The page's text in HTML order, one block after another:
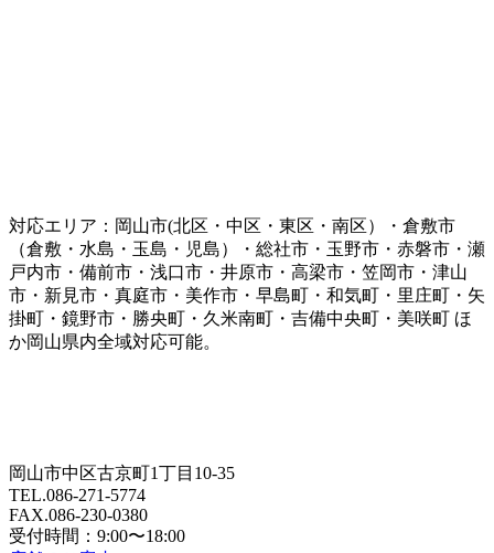
対応エリア：岡山市(北区・中区・東区・南区）・倉敷市
（倉敷・水島・玉島・児島）・総社市・玉野市・赤磐市・瀬
戸内市・備前市・浅口市・井原市・高梁市・笠岡市・津山
市・新見市・真庭市・美作市・早島町・和気町・里庄町・矢
掛町・鏡野市・勝央町・久米南町・吉備中央町・美咲町 ほ
か岡山県内全域対応可能。
岡山市中区古京町1丁目10-35
TEL.086-271-5774
FAX.086-230-0380
受付時間：9:00〜18:00